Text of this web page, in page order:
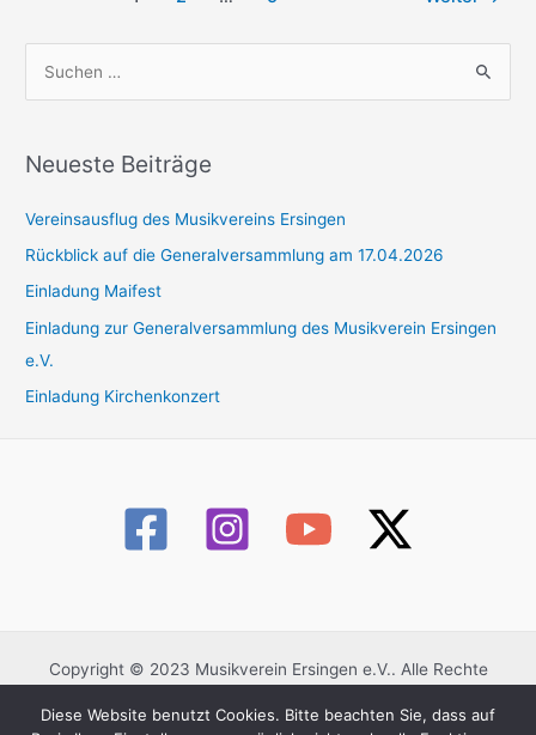
Beiträge
h
n
n
a
Neueste Beiträge
Vereinsausflug des Musikvereins Ersingen
Rückblick auf die Generalversammlung am 17.04.2026
Einladung Maifest
Einladung zur Generalversammlung des Musikverein Ersingen
e.V.
Einladung Kirchenkonzert
Copyright © 2023 Musikverein Ersingen e.V.. Alle Rechte
Diese Website benutzt Cookies. Bitte beachten Sie, dass auf